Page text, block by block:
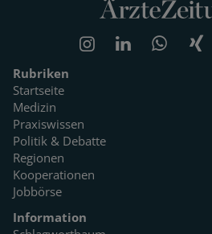
Rubriken
Startseite
Medizin
Praxiswissen
Politik & Debatte
Regionen
Kooperationen
Jobbörse
Information